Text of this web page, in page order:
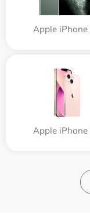
Apple iPhone
Apple iPhone